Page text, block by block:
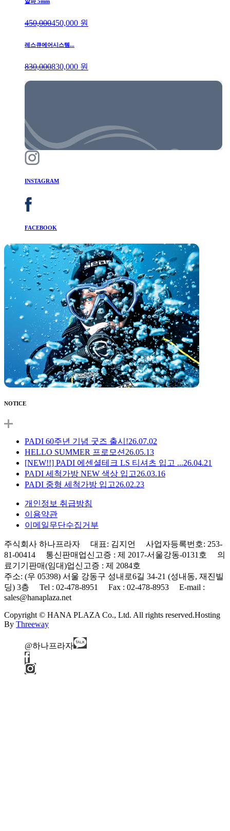
알파 5mm
450,000450,000 원
레스큐에어시스템...
830,000830,000 원
INSTAGRAM
FACEBOOK
NOTICE
PADI 60주년 기념 굿즈 출시!26.07.02
HELLO SUMMER 프로모션 26.05.13
[NEW!!] PADI 에센셜테크 LS 티셔츠 입고 ...26.04.21
PADI 세척가방 NEW 색상 입고26.03.16
PADI 중형 세척가방 입고26.02.23
개인정보 취급방침
이용약관
이메일무단수집거부
주식회사 하나프라자 대표: 김지언 사업자등록번호: 253-
81-00414 통신판매업신고증 : 제 2017-서울강동-0131호 의
료기기판매(임대)업신고증 : 제 2084호
주소: (우 05398) 서울 강동구 성내로6길 34-21 (성내동, 재진빌
딩) 3층 Tel : 02-478-8951 Fax : 02-478-8953 E-mail :
sales@hanaplaza.net
Copyright © HANA PLAZA Co., Ltd. All rights reserved.Hosting
By Threeway
@하나프라자